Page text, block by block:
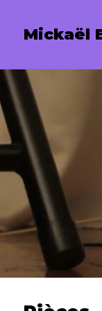
Mickaël